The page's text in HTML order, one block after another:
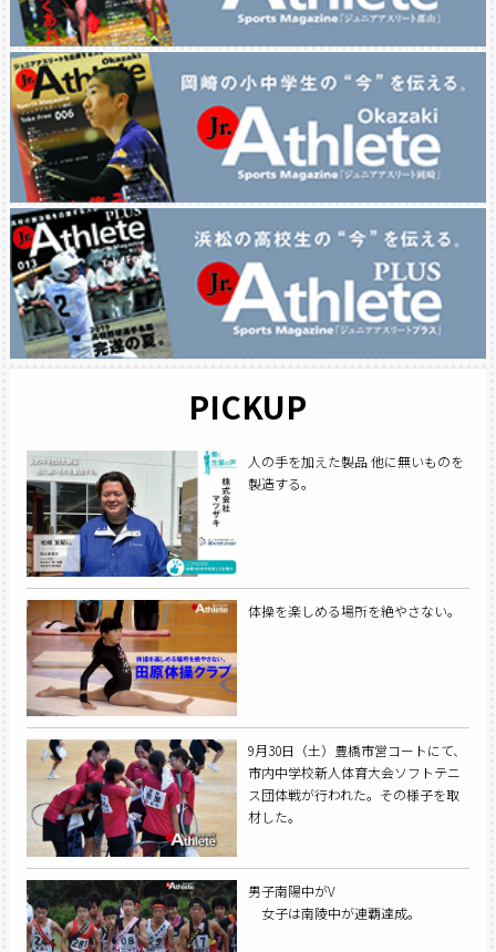
PICKUP
人の手を加えた製品 他に無いものを
製造する。
体操を楽しめる場所を絶やさない。
9月30日（土）豊橋市営コートにて、
市内中学校新人体育大会ソフトテニ
ス団体戦が行われた。その様子を取
材した。
男子南陽中がV
女子は南陵中が連覇達成。